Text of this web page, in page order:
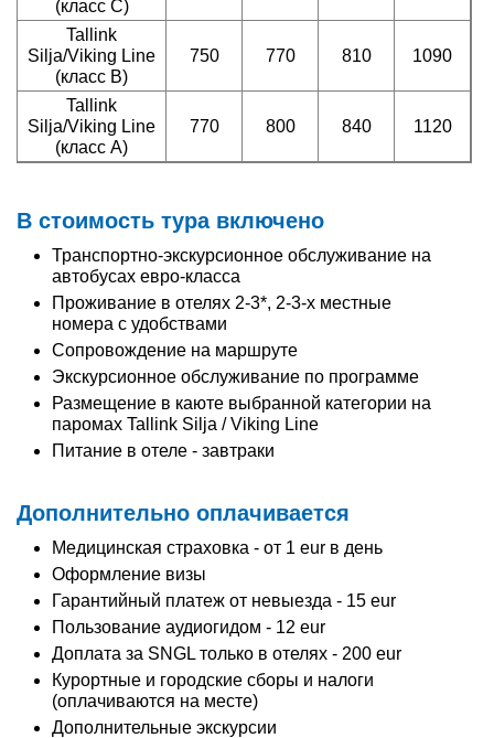
(класс C)
Tallink
Silja/Viking Line
(класс В)
750 770 810 1090
Tallink
Silja/Viking Line
(класс А)
770 800 840 1120
В стоимость тура включено
Транспортно-экскурсионное обслуживание на
автобусах евро-класса
Проживание в отелях 2-3*, 2-3-х местные
номера с удобствами
Сопровождение на маршруте
Экскурсионное обслуживание по программе
Размещение в каюте выбранной категории на
паромах Tallink Silja / Viking Line
Питание в отеле - завтраки
Дополнительно оплачивается
Медицинская страховка - от 1 eur в день
Оформление визы
Гарантийный платеж от невыезда - 15 eur
Пользование аудиогидом - 12 eur
Доплата за SNGL только в отелях - 200 eur
Курортные и городские сборы и налоги
(оплачиваются на месте)
Дополнительные экскурсии